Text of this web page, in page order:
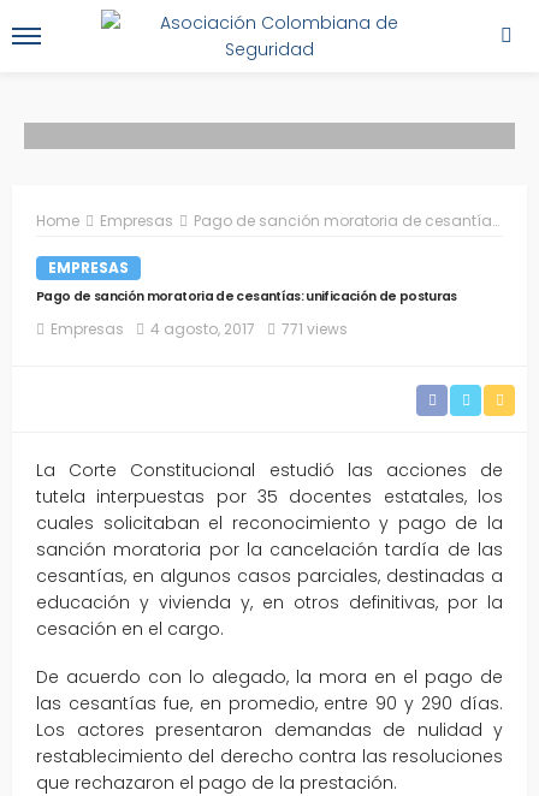
Home Empresas Pago de sanción moratoria de cesantías: unificación de posturas
EMPRESAS
Pago de sanción moratoria de cesantías: unificación de posturas
Empresas 4 agosto, 2017 771 views
La Corte Constitucional estudió las acciones de
tutela interpuestas por 35 docentes estatales, los
cuales solicitaban el reconocimiento y pago de la
sanción moratoria por la cancelación tardía de las
cesantías, en algunos casos parciales, destinadas a
educación y vivienda y, en otros definitivas, por la
cesación en el cargo.
De acuerdo con lo alegado, la mora en el pago de
las cesantías fue, en promedio, entre 90 y 290 días.
Los actores presentaron demandas de nulidad y
restablecimiento del derecho contra las resoluciones
que rechazaron el pago de la prestación.